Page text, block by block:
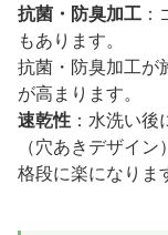
抗菌・防臭加工
もあります。
抗菌・防臭加工が
が高まります。
速乾性 ：水洗い
（穴あきデザイ
格段に楽になりま